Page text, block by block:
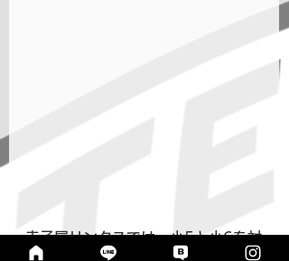
寺子屋リンクスでは、小5と小6を対